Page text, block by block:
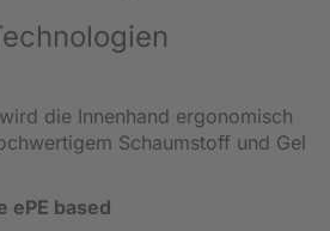
die Innenhand ergonomisch
Schaumstoff und Gel
ePE based